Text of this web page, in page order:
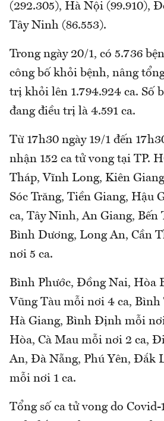
(292.305), Hà Nội (99.910),
Tây Ninh (86.553).
Trong ngày 20/1, có 5.736
công bố khỏi bệnh, nâng
trị khỏi lên 1.794.924 ca. Số
đang điều trị là 4.591 ca.
Từ 17h30 ngày 19/1 đến
nhận 152 ca tử vong tại TP.
Tháp, Vĩnh Long, Kiên
Sóc Trăng, Tiền Giang, Hậu
ca, Tây Ninh, An Giang, Bến
Bình Dương, Long An, Cần
nơi 5 ca.
Bình Phước, Đồng Nai, Hòa
Vũng Tàu mỗi nơi 4 ca,
Hà Giang, Bình Định mỗi
Hòa, Cà Mau mỗi nơi 2 ca,
An, Đà Nẵng, Phú Yên, Đắk
mỗi nơi 1 ca.
Tổng số ca tử vong do